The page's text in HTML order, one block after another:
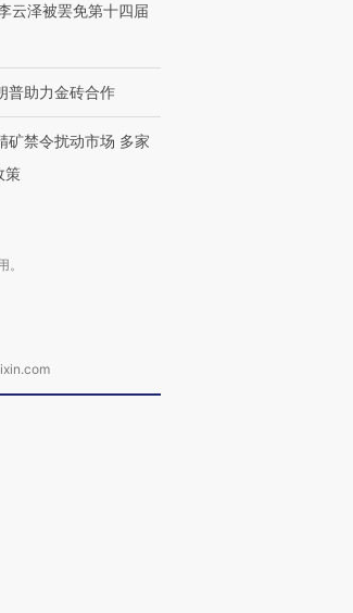
云泽被罢免第十四届
普助力金砖合作
矿禁令扰动市场 多家
策